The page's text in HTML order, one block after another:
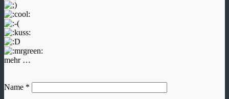
mehr …
Name *